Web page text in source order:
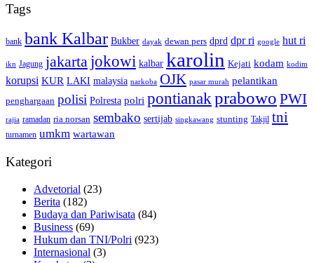
Tags
bank bank Kalbar Bukber dayak dewan pers dprd dpr ri google hut ri
ikn Jagung jakarta jokowi kalbar karolin Kejati kodam kodim
korupsi KUR LAKI malaysia narkoba OJK pasar murah pelantikan
penghargaan polisi Polresta polri pontianakprabowo PWI
rajia ramadan ria norsan sembako sertijab singkawang stunting Takjil tni
turnamen umkm wartawan
Kategori
Advetorial (23)
Berita (182)
Budaya dan Pariwisata (84)
Business (69)
Hukum dan TNI/Polri (923)
Internasional (3)